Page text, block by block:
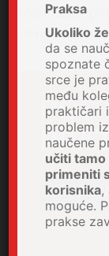
informacija,
obavestiti u
Praksa
Ukoliko
da se
spoznate
srce je
među
praktičari
problem
naučene
učiti
primeniti
korisnika,
moguće.
prakse